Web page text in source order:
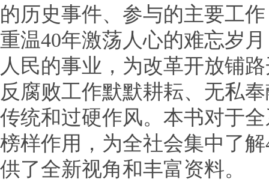
的历史事件、参与的主要工
重温40年激荡人心的难忘岁
人民的事业，为改革开放铺
反腐败工作默默耕耘、无私
传统和过硬作风。本书对于
榜样作用，为全社会集中了
供了全新视角和丰富资料。